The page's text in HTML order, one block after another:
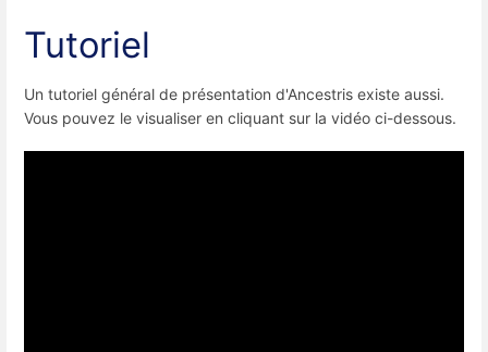
Tutoriel
Un tutoriel général de présentation d'Ancestris existe aussi.
Vous pouvez le visualiser en cliquant sur la vidéo ci-dessous.